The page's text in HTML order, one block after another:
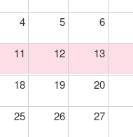
4 5 6
11 12 13
18 19 20
25 26 27